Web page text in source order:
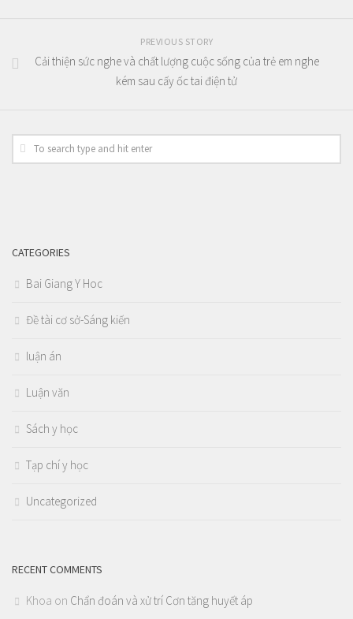
PREVIOUS STORY
Cải thiện sức nghe và chất lượng cuộc sống của trẻ em nghe
kém sau cấy ốc tai điện tử
CATEGORIES
Bai Giang Y Hoc
Đề tài cơ sở-Sáng kiến
luận án
Luận văn
Sách y học
Tạp chí y học
Uncategorized
RECENT COMMENTS
Khoa on Chẩn đoán và xử trí Cơn tăng huyết áp